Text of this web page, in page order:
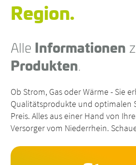
Region.
Alle Informationen
Produkten.
Ob Strom, Gas oder Wärme - Sie
Qualitätsprodukte und optimalen
Preis. Alles aus einer Hand von
Versorger vom Niederrhein.